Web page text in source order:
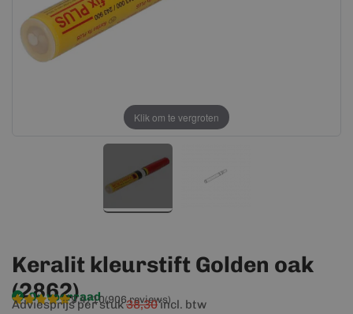
Klik om te vergroten
Keralit kleurstift Golden oak
(2862)
Op voorraad
9,4/10(906 reviews)
Adviesprijs per stuk38,30incl. btw